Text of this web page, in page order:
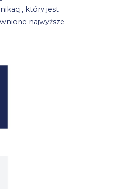
który jest
najwyższe